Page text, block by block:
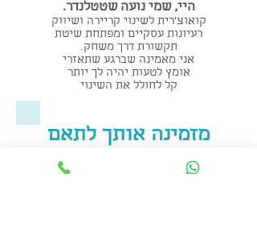
היי, שמי נועה שטטלנדר.
קואוצ'רית לשינוי קריירה ושיווק
רעיונות עסקיים ומפתחת שיטת
תקשורת דרך משחק.
אני מאמינה שברגע שתאזרי
אומץ לטעות יהיה לך יותר
קל לחולל את השינוי
מזמינה אותך לתאם
איתי פגישה ולשנות
את מה שביכולתך